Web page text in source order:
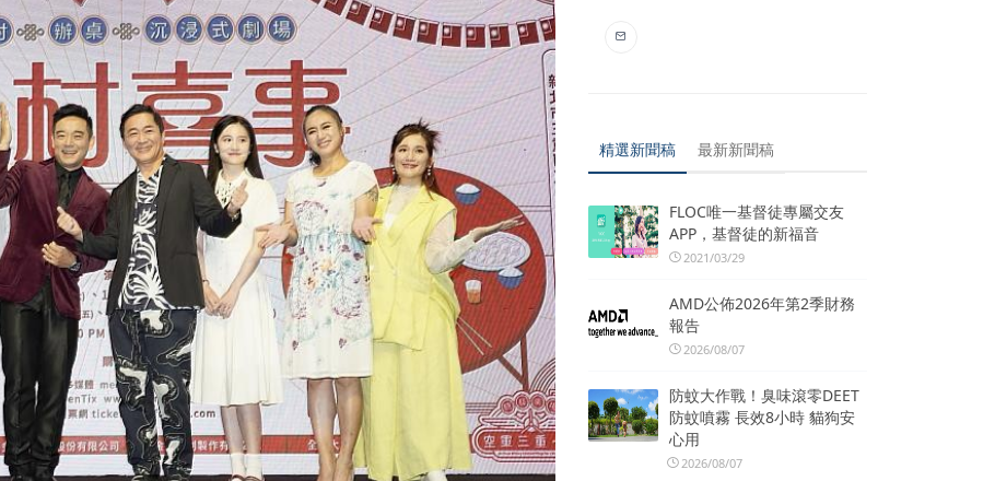
精選新聞稿 最新新聞稿
FLOC唯一基督徒專屬交友
APP，基督徒的新福音
2021/03/29
AMD公佈2026年第2季財務
報告
2026/08/07
防蚊大作戰！臭味滾零DEET
防蚊噴霧 長效8小時 貓狗安
心用
2026/08/07